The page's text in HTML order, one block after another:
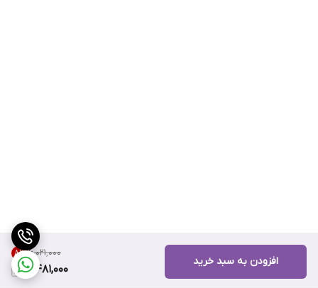
۶٬۰۲۱٬۰۰۰ 8%
5,481,000
افزودن به سبد خرید